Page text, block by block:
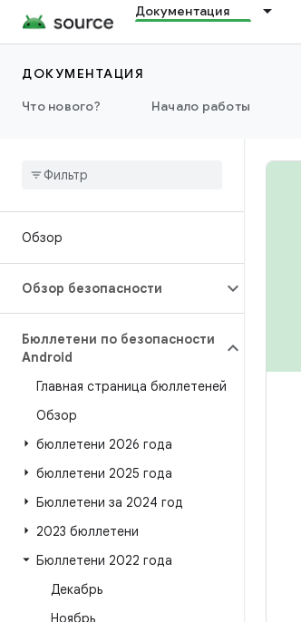
Документация
ДОКУМЕНТАЦИЯ
Что нового?
Начало работы
Обзор
Обзор безопасности
Бюллетени по безопасности
Android
Главная страница бюллетеней
Обзор
бюллетени 2026 года
бюллетени 2025 года
Бюллетени за 2024 год
2023 бюллетени
Бюллетени 2022 года
Декабрь
Ноябрь